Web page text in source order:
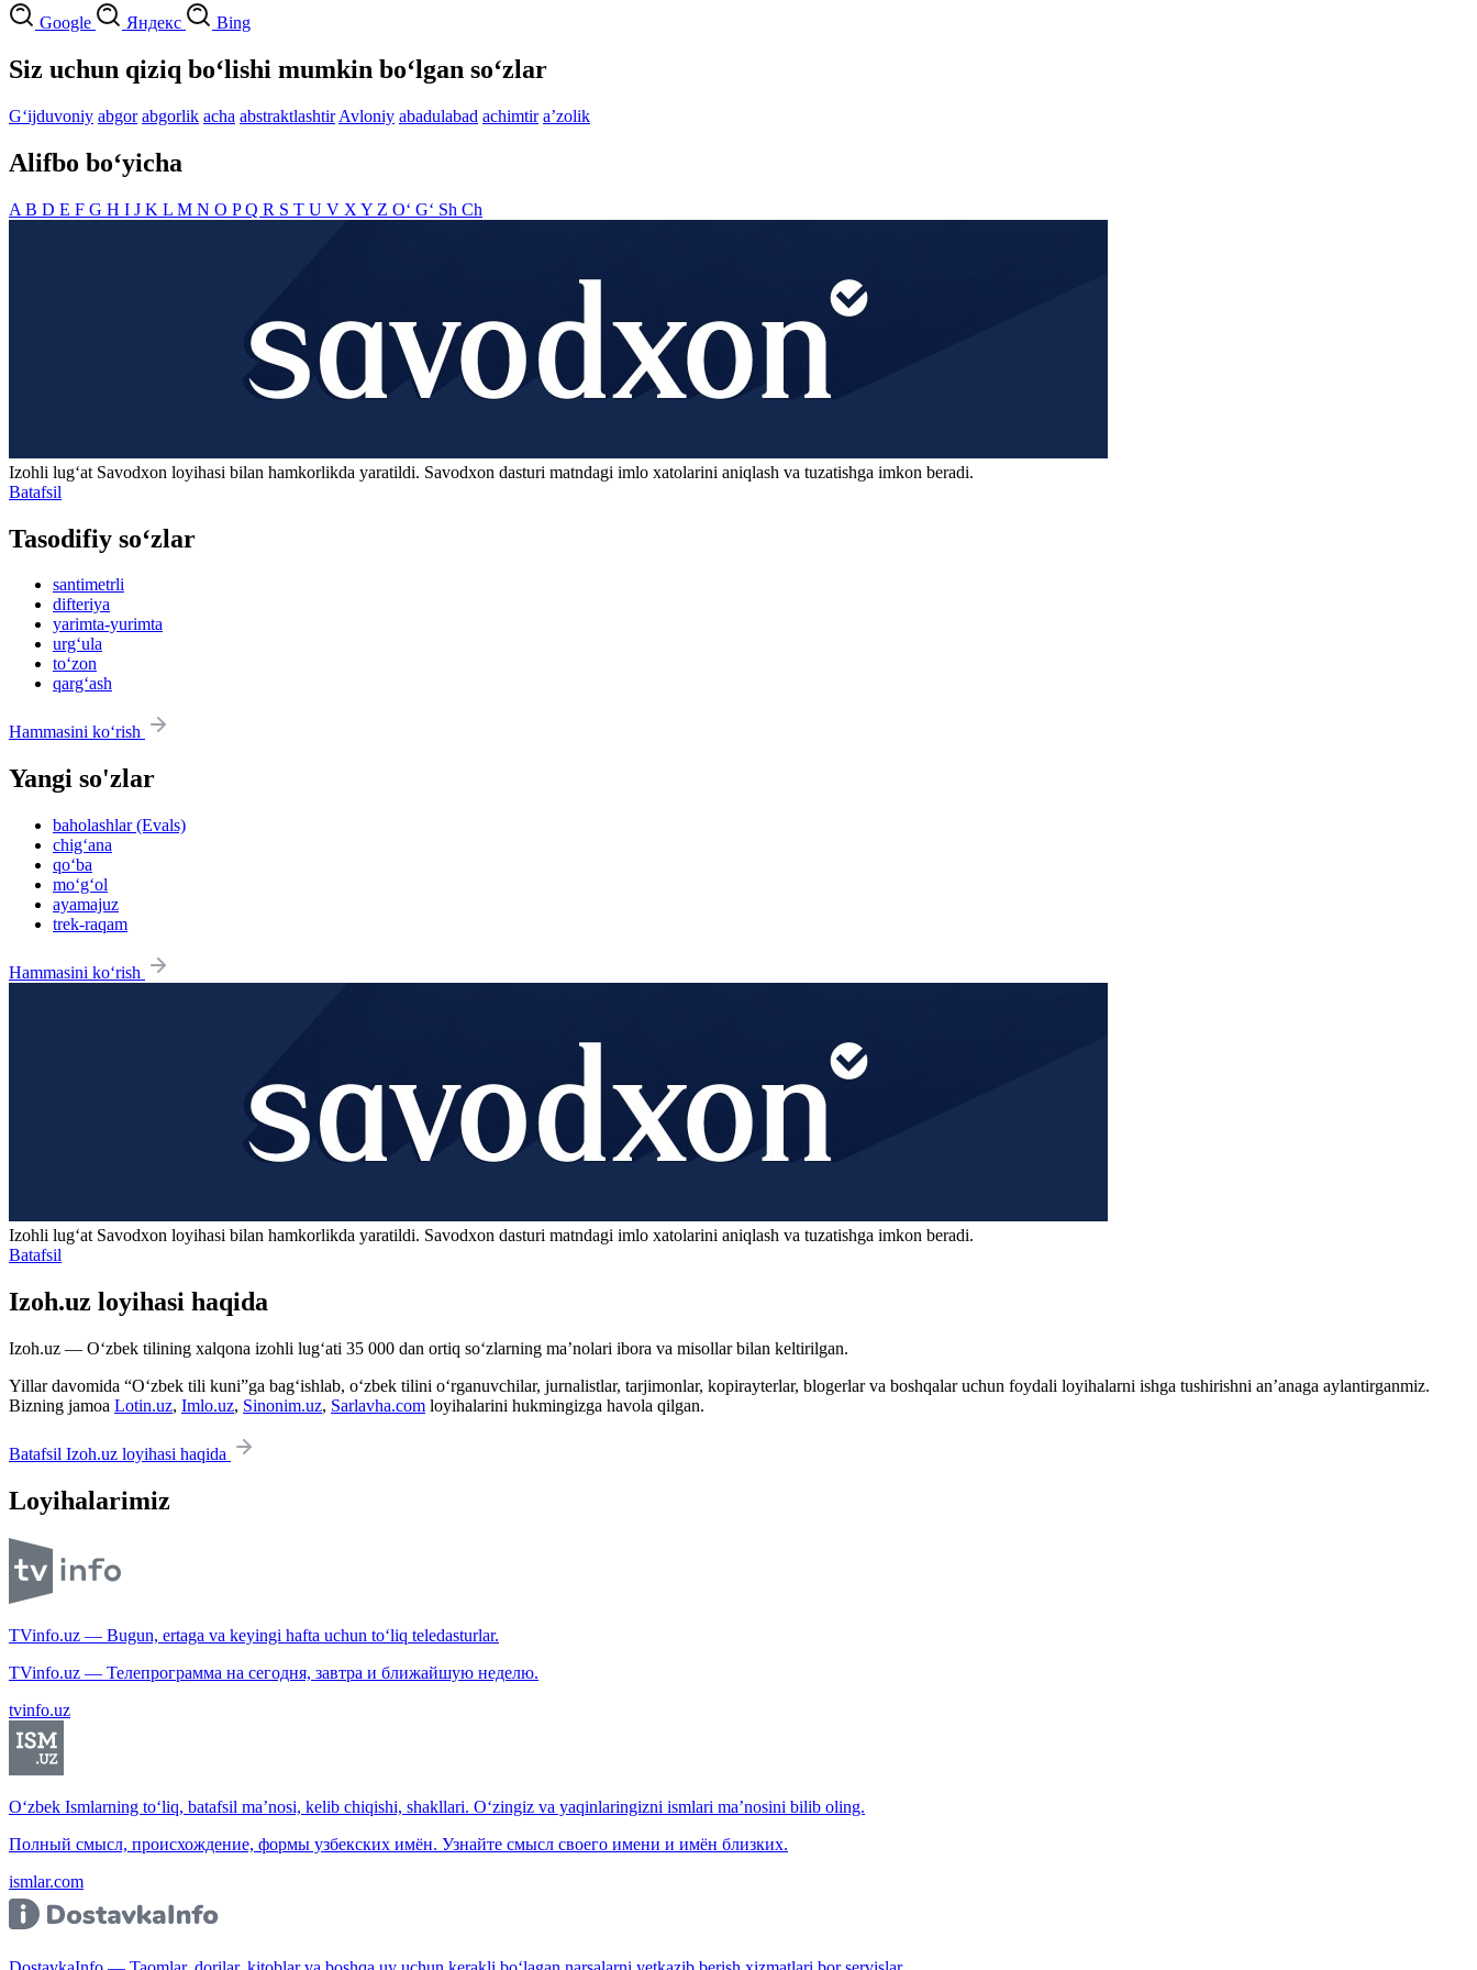
Google Яндекс Bing
Siz uchun qiziq bo‘lishi mumkin bo‘lgan so‘zlar
G‘ijduvoniy abgor abgorlik acha abstraktlashtir Avloniy abadulabad achimtir aʼzolik
Alifbo bo‘yicha
A B D E F G H I J K L M N O PQ R S T U V X Y Z O‘ G‘ Sh Ch
Izohli lugʻat Savodxon loyihasi bilan hamkorlikda yaratildi. Savodxon dasturi matndagi imlo xatolarini aniqlash va tuzatishga imkon beradi.
Batafsil
Tasodifiy so‘zlar
santimetrli
difteriya
yarimta-yurimta
urg‘ula
to‘zon
qarg‘ash
Hammasini ko‘rish
Yangi so'zlar
baholashlar (Evals)
chig‘ana
qo‘ba
mo‘g‘ol
ayamajuz
trek-raqam
Hammasini ko‘rish
Izohli lugʻat Savodxon loyihasi bilan hamkorlikda yaratildi. Savodxon dasturi matndagi imlo xatolarini aniqlash va tuzatishga imkon beradi.
Batafsil
Izoh.uz loyihasi haqida
Izoh.uz — O‘zbek tilining xalqona izohli lug‘ati 35 000 dan ortiq so‘zlarning ma’nolari ibora va misollar bilan keltirilgan.
Yillar davomida “O‘zbek tili kuni”ga bag‘ishlab, o‘zbek tilini o‘rganuvchilar, jurnalistlar, tarjimonlar, kopirayterlar, blogerlar va boshqalar uchun foydali loyihalarni ishga tushirishni an’anaga aylantirganmiz.
Bizning jamoa Lotin.uz, Imlo.uz, Sinonim.uz, Sarlavha.com loyihalarini hukmingizga havola qilgan.
Batafsil Izoh.uz loyihasi haqida
Loyihalarimiz
TVinfo.uz — Bugun, ertaga va keyingi hafta uchun to‘liq teledasturlar.
TVinfo.uz — Телепрограмма на сегодня, завтра и ближайшую неделю.
tvinfo.uz
O‘zbek Ismlarning to‘liq, batafsil ma’nosi, kelib chiqishi, shakllari. O‘zingiz va yaqinlaringizni ismlari ma’nosini bilib oling.
Полный смысл, происхождение, формы узбекских имён. Узнайте смысл своего имени и имён близких.
ismlar.com